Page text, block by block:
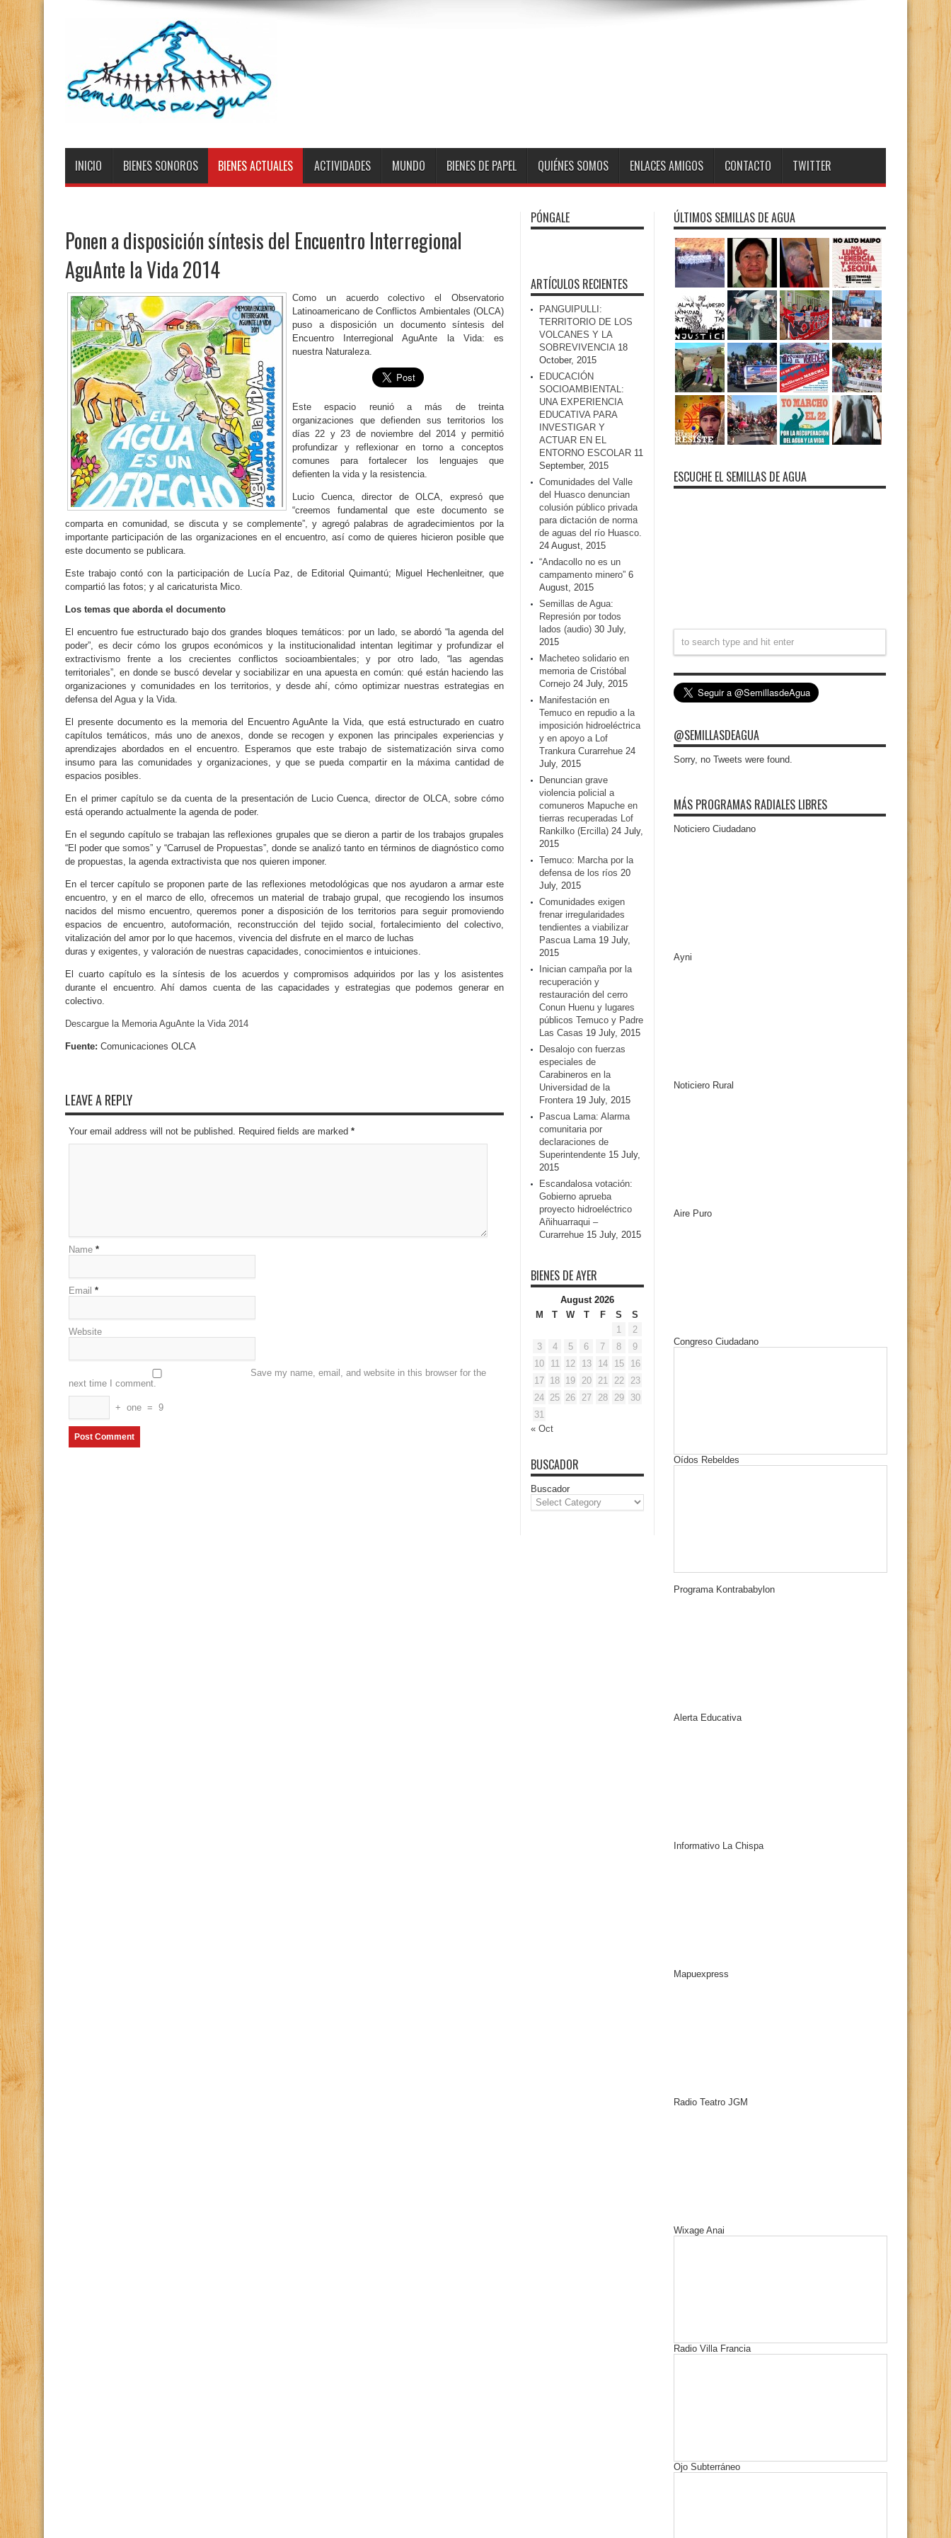
INICIO BIENES SONOROS BIENES ACTUALES ACTIVIDADES MUNDO BIENES DE PAPEL QUIÉNES SOMOS ENLACES AMIGOS CONTACTO TWITTER
Ponen a disposición síntesis del Encuentro Interregional
AguAnte la Vida 2014
Como un acuerdo colectivo el Observatorio
Latinoamericano de Conflictos Ambientales (OLCA)
puso a disposición un documento síntesis del
Encuentro Interregional AguAnte la Vida: es
nuestra Naturaleza.
Este espacio reunió a más de treinta
organizaciones que defienden sus territorios los
días 22 y 23 de noviembre del 2014 y permitió
profundizar y reflexionar en torno a conceptos
comunes para fortalecer los lenguajes que
defienten la vida y la resistencia.
Lucio Cuenca, director de OLCA, expresó que
“creemos fundamental que este documento se
comparta en comunidad, se discuta y se complemente”, y agregó palabras de agradecimientos por la
importante participación de las organizaciones en el encuentro, así como de quieres hicieron posible que
este documento se publicara.
Este trabajo contó con la participación de Lucía Paz, de Editorial Quimantú; Miguel Hechenleitner, que
compartió las fotos; y al caricaturista Mico.
Los temas que aborda el documento
El encuentro fue estructurado bajo dos grandes bloques temáticos: por un lado, se abordó “la agenda del
poder”, es decir cómo los grupos económicos y la institucionalidad intentan legitimar y profundizar el
extractivismo frente a los crecientes conflictos socioambientales; y por otro lado, “las agendas
territoriales”, en donde se buscó develar y sociabilizar en una apuesta en común: qué están haciendo las
organizaciones y comunidades en los territorios, y desde ahí, cómo optimizar nuestras estrategias en
defensa del Agua y la Vida.
El presente documento es la memoria del Encuentro AguAnte la Vida, que está estructurado en cuatro
capítulos temáticos, más uno de anexos, donde se recogen y exponen las principales experiencias y
aprendizajes abordados en el encuentro. Esperamos que este trabajo de sistematización sirva como
insumo para las comunidades y organizaciones, y que se pueda compartir en la máxima cantidad de
espacios posibles.
En el primer capítulo se da cuenta de la presentación de Lucio Cuenca, director de OLCA, sobre cómo
está operando actualmente la agenda de poder.
En el segundo capítulo se trabajan las reflexiones grupales que se dieron a partir de los trabajos grupales
“El poder que somos” y “Carrusel de Propuestas”, donde se analizó tanto en términos de diagnóstico como
de propuestas, la agenda extractivista que nos quieren imponer.
En el tercer capítulo se proponen parte de las reflexiones metodológicas que nos ayudaron a armar este
encuentro, y en el marco de ello, ofrecemos un material de trabajo grupal, que recogiendo los insumos
nacidos del mismo encuentro, queremos poner a disposición de los territorios para seguir promoviendo
espacios de encuentro, autoformación, reconstrucción del tejido social, fortalecimiento del colectivo,
vitalización del amor por lo que hacemos, vivencia del disfrute en el marco de luchas
duras y exigentes, y valoración de nuestras capacidades, conocimientos e intuiciones.
El cuarto capítulo es la síntesis de los acuerdos y compromisos adquiridos por las y los asistentes
durante el encuentro. Ahí damos cuenta de las capacidades y estrategias que podemos generar en
colectivo.
Descargue la Memoria AguAnte la Vida 2014
Fuente: Comunicaciones OLCA
LEAVE A REPLY
Your email address will not be published. Required fields are marked *
Name *
Email *
Website
Save my name, email, and website in this browser for the
next time I comment.
+ one = 9
PÓNGALE
ARTÍCULOS RECIENTES
PANGUIPULLI:
TERRITORIO DE LOS
VOLCANES Y LA
SOBREVIVENCIA 18
October, 2015
EDUCACIÓN
SOCIOAMBIENTAL:
UNA EXPERIENCIA
EDUCATIVA PARA
INVESTIGAR Y
ACTUAR EN EL
ENTORNO ESCOLAR 11
September, 2015
Comunidades del Valle
del Huasco denuncian
colusión público privada
para dictación de norma
de aguas del río Huasco.
24 August, 2015
“Andacollo no es un
campamento minero” 6
August, 2015
Semillas de Agua:
Represión por todos
lados (audio) 30 July,
2015
Macheteo solidario en
memoria de Cristóbal
Cornejo 24 July, 2015
Manifestación en
Temuco en repudio a la
imposición hidroeléctrica
y en apoyo a Lof
Trankura Curarrehue 24
July, 2015
Denuncian grave
violencia policial a
comuneros Mapuche en
tierras recuperadas Lof
Rankilko (Ercilla) 24 July,
2015
Temuco: Marcha por la
defensa de los ríos 20
July, 2015
Comunidades exigen
frenar irregularidades
tendientes a viabilizar
Pascua Lama 19 July,
2015
Inician campaña por la
recuperación y
restauración del cerro
Conun Huenu y lugares
públicos Temuco y Padre
Las Casas 19 July, 2015
Desalojo con fuerzas
especiales de
Carabineros en la
Universidad de la
Frontera 19 July, 2015
Pascua Lama: Alarma
comunitaria por
declaraciones de
Superintendente 15 July,
2015
Escandalosa votación:
Gobierno aprueba
proyecto hidroeléctrico
Añihuarraqui –
Curarrehue 15 July, 2015
BIENES DE AYER
August 2026
M
T W T F S
S
1
2
3
4 5 6 7 8
9
10
11 12 13 14 15
16
17 18 19 20 21 22
23
24 25 26 27 28 29
30
31
« Oct
BUSCADOR
Buscador
ÚLTIMOS SEMILLAS DE AGUA
ESCUCHE EL SEMILLAS DE AGUA
@SEMILLASDEAGUA
Sorry, no Tweets were found.
MÁS PROGRAMAS RADIALES LIBRES
Noticiero Ciudadano
Ayni
Noticiero Rural
Aire Puro
Congreso Ciudadano
Oídos Rebeldes
Programa Kontrababylon
Alerta Educativa
Informativo La Chispa
Mapuexpress
Radio Teatro JGM
Wixage Anai
Radio Villa Francia
Ojo Subterráneo